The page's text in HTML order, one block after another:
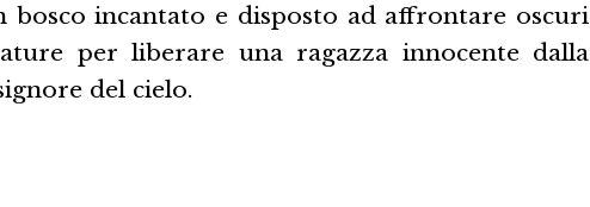
bosco incantato e disposto ad affrontare oscuri
per liberare una ragazza innocente dalla
del cielo.